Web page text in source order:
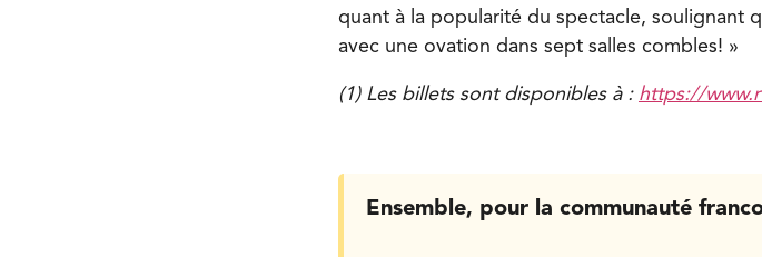
quant à la popularité du spectacle, soulignant
avec une ovation dans sept salles combles! »
(1) Les billets sont disponibles à : https://
Ensemble, pour la communauté